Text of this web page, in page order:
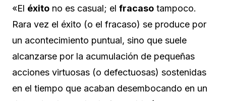
«El éxito no es casual; el fracaso tampoco.
Rara vez el éxito (o el fracaso) se produce por
un acontecimiento puntual, sino que suele
alcanzarse por la acumulación de pequeñas
acciones virtuosas (o defectuosas) sostenidas
en el tiempo que acaban desembocando en un